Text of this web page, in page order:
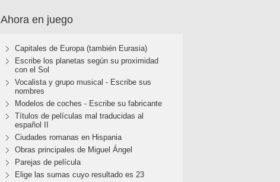
Ahora en juego
Capitales de Europa (también Eurasia)
Escribe los planetas según su proximidad
con el Sol
Vocalista y grupo musical - Escribe sus
nombres
Modelos de coches - Escribe su fabricante
Títulos de películas mal traducidas al
español II
Ciudades romanas en Hispania
Obras principales de Miguel Ángel
Parejas de película
Elige las sumas cuyo resultado es 23